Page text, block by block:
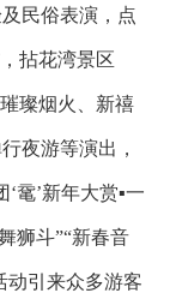
民俗表演，点
拈花湾景区
璨烟火、新禧
夜游等演出，
鼋’新年大赏▪一
狮斗”“新春音
动引来众多游客